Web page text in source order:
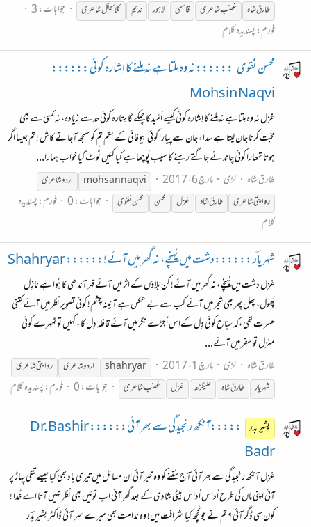
طارق شاہ
غضبشاعری قاسمی لاہور ندیم کلاسیکلشاعری
جوابات: 3
فورم:پسندیدہ کلام
محسن نقوی :::::: نہ وہ مِلتا ہے نہ مِلنے کا اِشارہ کوئی ::::::
Mohsin Naqvi
غزل نہ وہ مِلتا ہے نہ مِلنے کا اِشارہ کوئی کیسے اُمّید کا چمکے گا سِتارہ کوئی حد سے زیادہ، نہ کسی سے بھی
محبّت کرنا جان لیتا ہے سدا ، جان سے پیارا کوئی بیوفائی کے سِتم تم کو سمجھ آجاتے کاش ! تم جیسا اگر
ہوتا تمھارا کوئی چاند نے جاگتے رہنے کا سبب پُوچھا ہے کیا کہَیں ٹُوٹ گیا خواب ہمارا...
طارق شاہ
لڑی مارچ 6، 2017 mohsan naqvi اردوشاعری
روایتیشاعری طارق شاہ غزل محسن محسن نقوی جوابات: 0 فورم:پسندیدہ
کلام
شہریاؔر ::::::دشت میں پُہنچے، نہ گھر میں آئے!:::::: Shahryar
غزل دشت میں پُہنچے، نہ گھر میں آئے! کِن بَلاؤں کے اثر میں آئے قہر آندھی کا ہُوا ہے نازِل
پُھول، پھل پِھر بھی شجر میں آئے کب سے بے عکس ہے آئینہ چشم! کوئی تصوِیر نظر میں آئے کِتنی
حسرت تھی ،کہ سیّاح کوئی دِل کےاِس اُجڑے نگر میں آئے قافلہ دِل کا ، کہیں تو ٹھہرے کوئی
منزِل تو سفر میں آئے...
طارق شاہ
لڑی مارچ 1، 2017 shahryar اردوشاعری روایتیشاعری
شہریار
طارق شاہ علیگڑھ غزل غضبشاعری جوابات: 0 فورم:پسندیدہ کلام
بشیر بدر
:::::آنکھ رنجیدگی سے بھر آئی:::::: Dr. Bashir
Badr
غزل آنکھ رنجیدگی سے بھر آئی آج سُننے کو وہ خبر آئی اِن مسائل میں تیری یاد بھی کیا جیسے تتلی پہاڑ پر
آئی اپنی ماں کی طرح اُداس اُداس بیٹی شادی کے بعد گھر آئی اب تو مَیں بھی نظر نہیں آتا اے خُدا !
کون سی ڈگر آئی ؟ تم نے جو کُچھ کِیا شرافت میں! وہ ندامت بھی میرے سر آئی ڈاکٹر بشیر بدؔر